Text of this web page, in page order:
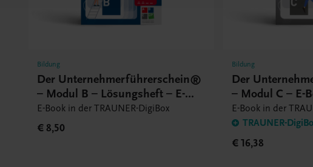
Bildung
Der Unternehmerführerschein®
– Modul B – Lösungsheft – E-
Book
E-Book in der TRAUNER-DigiBox
€ 8,50
Bildung
Der
– Modul C – E-
E-Book in der
TRAUNER-
€ 16,38